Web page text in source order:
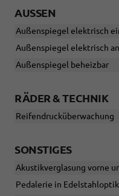
AUSSEN
Außenspiegel elektrisch
Außenspiegel elektrisch
Außenspiegel beheizbar
RÄDER & TECHNIK
Reifendrucküberwachung
SONSTIGES
Akustikverglasung vorne
Pedalerie in Edelstahloptik